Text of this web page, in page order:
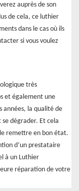
auprès de son
de cela, ce luthier
dans le cas où ils
si vous voulez
très
et également une
années, la qualité de
dégrader. Et cela
remettre en bon état.
d’un prestataire
à un Luthier
réparation de votre